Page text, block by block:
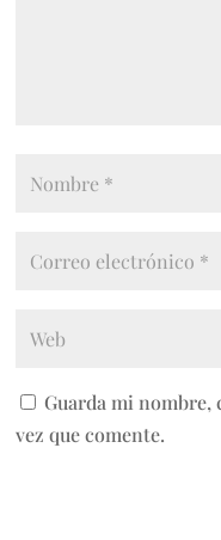
Guarda mi nombre,
vez que comente.